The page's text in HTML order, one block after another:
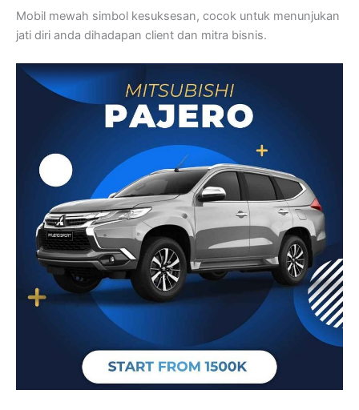
Mobil mewah simbol kesuksesan, cocok untuk menunjukan
jati diri anda dihadapan client dan mitra bisnis.